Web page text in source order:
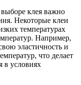
клея важно
Некоторые клеи
температурах
Например,
эластичность и
что делает
в условиях